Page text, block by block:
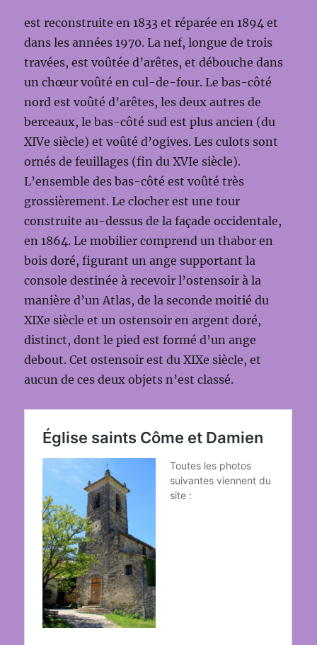
est reconstruite en 1833 et réparée en 1894 et
dans les années 1970. La nef, longue de trois
travées, est voûtée d’arêtes, et débouche dans
un chœur voûté en cul-de-four. Le bas-côté
nord est voûté d’arêtes, les deux autres de
berceaux, le bas-côté sud est plus ancien (du
XIVe siècle) et voûté d’ogives. Les culots sont
ornés de feuillages (fin du XVIe siècle).
L’ensemble des bas-côté est voûté très
grossièrement. Le clocher est une tour
construite au-dessus de la façade occidentale,
en 1864. Le mobilier comprend un thabor en
bois doré, figurant un ange supportant la
console destinée à recevoir l’ostensoir à la
manière d’un Atlas, de la seconde moitié du
XIXe siècle et un ostensoir en argent doré,
distinct, dont le pied est formé d’un ange
debout. Cet ostensoir est du XIXe siècle, et
aucun de ces deux objets n’est classé.